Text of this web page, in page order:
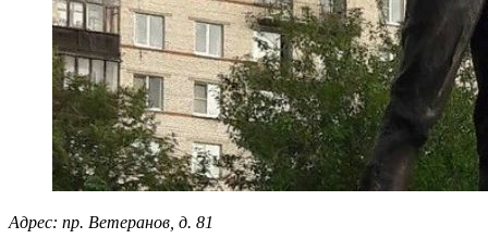
Адрес: пр. Ветеранов, д. 81